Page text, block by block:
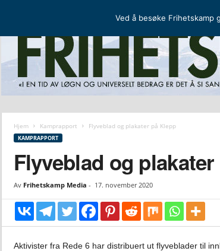
r
a
p
Hjem Kamprapport Flyveblad og plakater på Klepp
KAMPRAPPORT
Flyveblad og
Av Frihetskamp Media - 17. november 2020
Aktivister fra Rede 6 har distribuert ut flyveblader til
Ved å besøke